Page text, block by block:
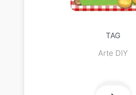
TAG
Arte DIY